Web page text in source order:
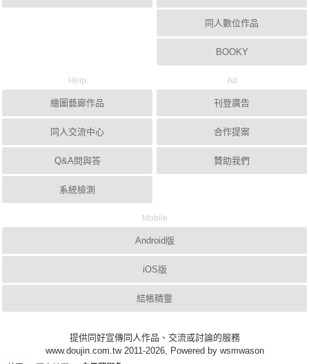
同人數位作品
BOOKY
Help
繪圖藝廊作品
同人交流中心
Q&A問與答
系統檢測
Ad
刊登廣告
合作提案
贊助我們
Mobile
Android版
iOS版
結帳精靈
提供同好宣傳同人作品、交流或討論的服務
www.doujin.com.tw 2011-2026, Powered by wsmwason